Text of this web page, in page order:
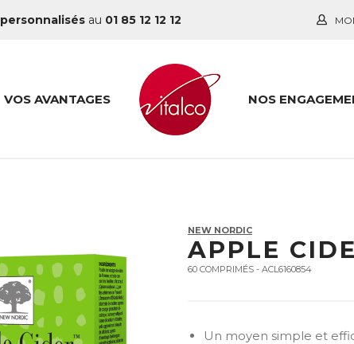
au 01 85 12 12 12
VOS AVANTAGES NOS
NEW NORDIC
APPLE
60 COMPRIMÉS - ACL6160854
Un moyen simple et